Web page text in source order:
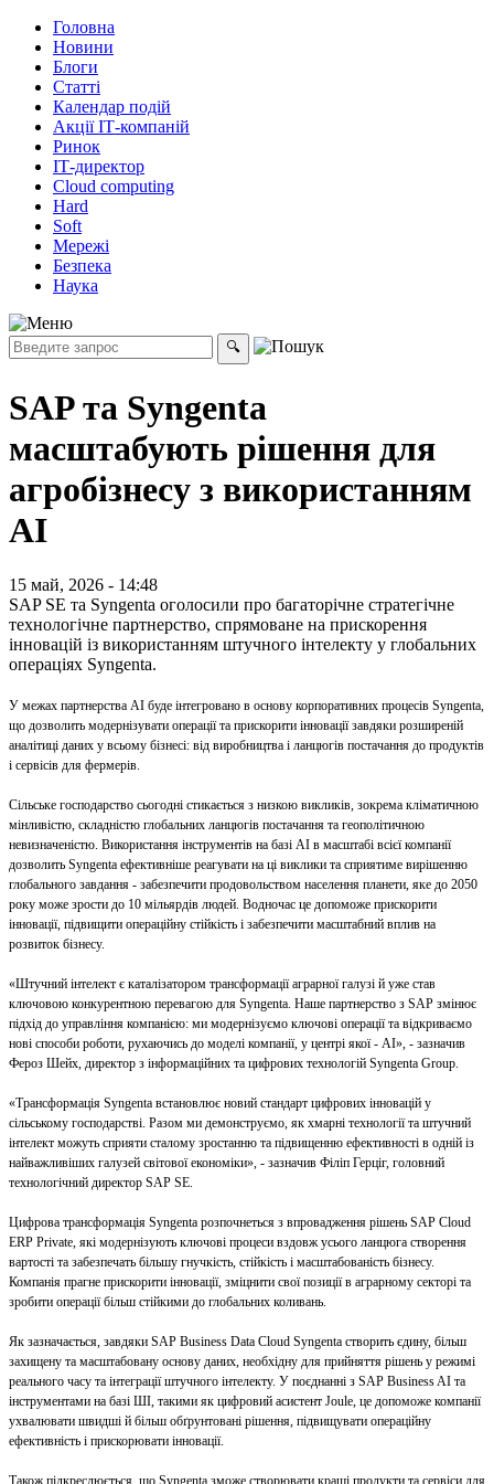
Головна
Новини
Блоги
Статті
Календар подій
Акції ІТ-компаній
Ринок
ІТ-директор
Cloud computing
Hard
Soft
Мережі
Безпека
Наука
SAP та Syngenta
масштабують рішення для
агробізнесу з використанням
АІ
15 май, 2026 - 14:48
SAP SE та Syngenta оголосили про багаторічне стратегічне
технологічне партнерство, спрямоване на прискорення
інновацій із використанням штучного інтелекту у глобальних
операціях Syngenta.
У межах партнерства АІ буде інтегровано в основу корпоративних процесів Syngenta,
що дозволить модернізувати операції та прискорити інновації завдяки розширеній
аналітиці даних у всьому бізнесі: від виробництва і ланцюгів постачання до продуктів
і сервісів для фермерів.
Сільське господарство сьогодні стикається з низкою викликів, зокрема кліматичною
мінливістю, складністю глобальних ланцюгів постачання та геополітичною
невизначеністю. Використання інструментів на базі АІ в масштабі всієї компанії
дозволить Syngenta ефективніше реагувати на ці виклики та сприятиме вирішенню
глобального завдання - забезпечити продовольством населення планети, яке до 2050
року може зрости до 10 мільярдів людей. Водночас це допоможе прискорити
інновації, підвищити операційну стійкість і забезпечити масштабний вплив на
розвиток бізнесу.
«Штучний інтелект є каталізатором трансформації аграрної галузі й уже став
ключовою конкурентною перевагою для Syngenta. Наше партнерство з SAP змінює
підхід до управління компанією: ми модернізуємо ключові операції та відкриваємо
нові способи роботи, рухаючись до моделі компанії, у центрі якої - АІ», - зазначив
Фероз Шейх, директор з інформаційних та цифрових технологій Syngenta Group.
«Трансформація Syngenta встановлює новий стандарт цифрових інновацій у
сільському господарстві. Разом ми демонструємо, як хмарні технології та штучний
інтелект можуть сприяти сталому зростанню та підвищенню ефективності в одній із
найважливіших галузей світової економіки», - зазначив Філіп Герціг, головний
технологічний директор SAP SE.
Цифрова трансформація Syngenta розпочнеться з впровадження рішень SAP Cloud
ERP Private, які модернізують ключові процеси вздовж усього ланцюга створення
вартості та забезпечать більшу гнучкість, стійкість і масштабованість бізнесу.
Компанія прагне прискорити інновації, зміцнити свої позиції в аграрному секторі та
зробити операції більш стійкими до глобальних коливань.
Як зазначається, завдяки SAP Business Data Cloud Syngenta створить єдину, більш
захищену та масштабовану основу даних, необхідну для прийняття рішень у режимі
реального часу та інтеграції штучного інтелекту. У поєднанні з SAP Business AI та
інструментами на базі ШІ, такими як цифровий асистент Joule, це допоможе компанії
ухвалювати швидші й більш обґрунтовані рішення, підвищувати операційну
ефективність і прискорювати інновації.
Також підкреслюється, що Syngenta зможе створювати кращі продукти та сервіси для